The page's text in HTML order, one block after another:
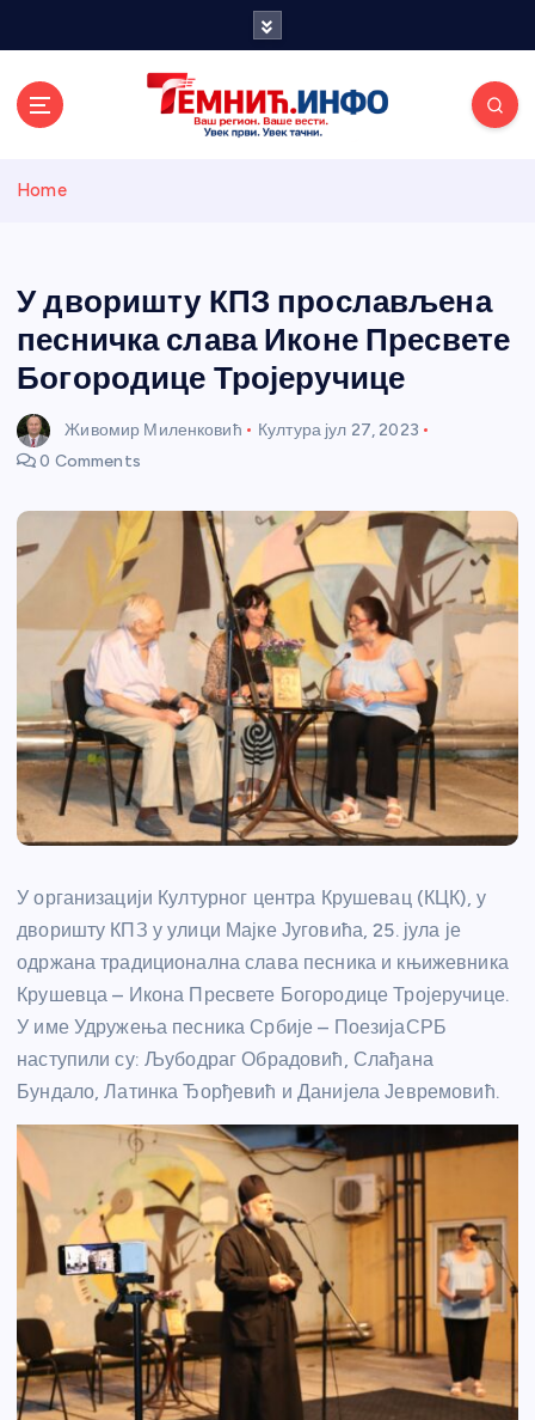
и портал
Home
У дворишту КПЗ прослављена
песничка слава Иконе Пресвете
Богородице Тројеручице
Живомир Миленковић Култура јул 27, 2023
0 Comments
У организацији Културног центра Крушевац (КЦК), у
дворишту КПЗ у улици Мајке Југовића, 25. јула је
одржана традиционална слава песника и књижевника
Крушевца – Икона Пресвете Богородице Тројеручице.
У име Удружења песника Србије – ПоезијаСРБ
наступили су: Љубодраг Обрадовић, Слађана
Бундало, Латинка Ђорђевић и Данијела Јевремовић.